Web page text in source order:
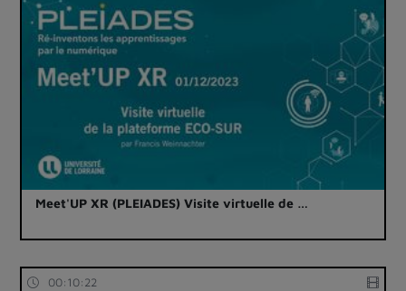
Meet'UP XR (PLEIADES) Visite virtuelle de …
00:10:22